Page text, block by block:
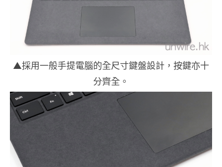
▲採用一般手提電腦的全尺寸鍵盤設計，按鍵亦十
分齊全。